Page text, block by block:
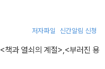
저자파일 신간알림 신청
<책과 열쇠의 계절> <부러진 용